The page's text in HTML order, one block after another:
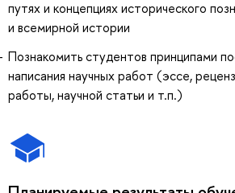
путях и концепциях исторического
и всемирной истории
Познакомить студентов принципами
написания научных работ (эссе,
работы, научной статьи и т.п.)